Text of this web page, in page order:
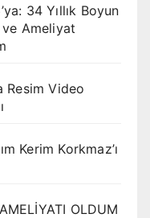
34 Yıllık Boyun
ve Ameliyat
Resim Video
Kerim Korkmaz’ı
OLDUM